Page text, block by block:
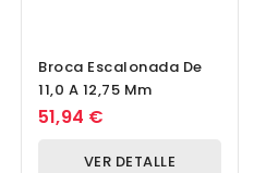
Broca Escalonada De
11,0 A 12,75 Mm
51,94 €
VER DETALLE